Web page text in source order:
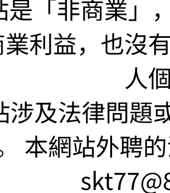
是「非商業
利益，也沒
人
涉及法律問題
本網站外聘